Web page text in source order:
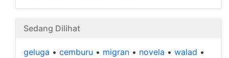
Sedang Dilihat
geluga • cemburu • migran • novela • walad •